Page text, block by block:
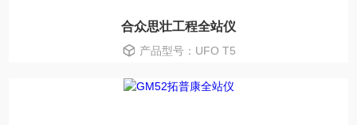
合众思壮工程全站仪
产品型号：UFO T5